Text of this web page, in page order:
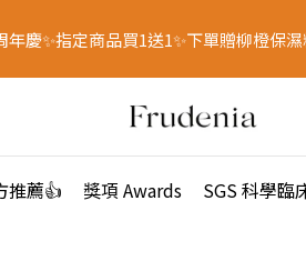
年慶✨指定商品買1送1✨下單贈柳橙保
推薦👍 獎項 Awards SGS 科學臨